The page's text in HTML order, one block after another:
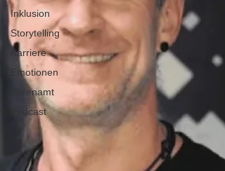
Inklusion
Storytelling
Karriere
Emotionen
Ehrenamt
Podcast